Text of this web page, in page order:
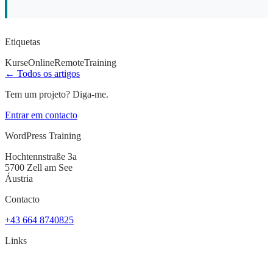
Etiquetas
KurseOnlineRemoteTraining
← Todos os artigos
Tem um projeto? Diga-me.
Entrar em contacto
WordPress Training
Hochtennstraße 3a
5700 Zell am See
Áustria
Contacto
+43 664 8740825
Links